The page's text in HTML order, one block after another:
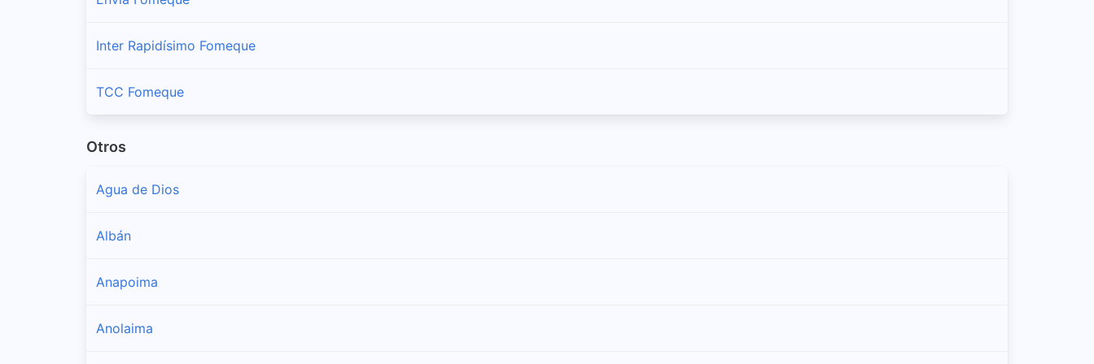
Inter Rapidísimo Fomeque
TCC Fomeque
Otros
Agua de Dios
Albán
Anapoima
Anolaima